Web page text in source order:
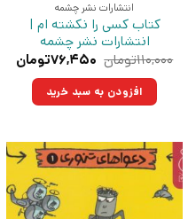
انتشارات نشر چشمه
کتاب کسی را نکشته ام |
انتشارات نشر چشمه
۱۱۰,۰۰۰تومان قیمت
۱۱۰,۰۰۰تومان
بود.
۷۶,۴۵۰تومان
افزودن به سبد خرید